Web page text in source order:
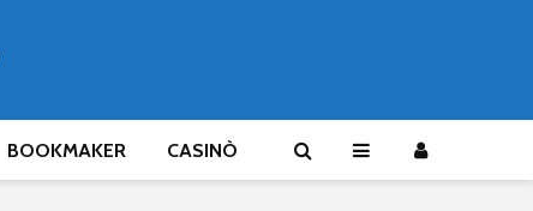
BOOKMAKER CASINÒ